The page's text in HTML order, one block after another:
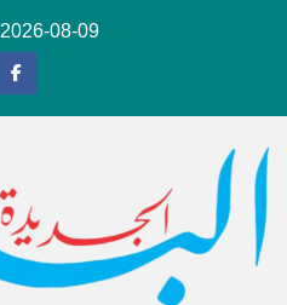
2026-08-09